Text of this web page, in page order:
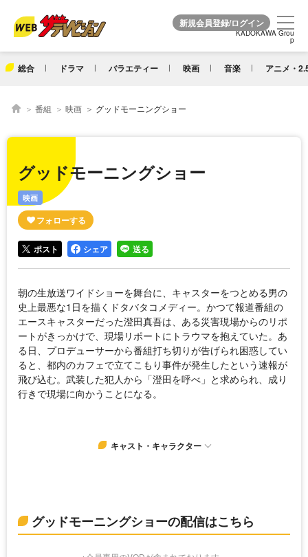
KADOKAWA Grou
p
総合 ドラマ バラエティー 映画 音楽 アニメ・
KADOKAWA Grou
p
番組 映画 グッドモーニングショー
グッドモーニングショー
映画
ポスト シェア 送る
朝の生放送ワイドショーを舞台に、キャスターをつとめる男の
史上最悪な1日を描くドタバタコメディー。かつて報道番組の
エースキャスターだった澄田真吾は、ある災害現場からのリポ
ートがきっかけで、現場リポートにトラウマを抱えていた。あ
る日、プロデューサーから番組打ち切りが告げられ困惑してい
ると、都内のカフェで立てこもり事件が発生したという速報が
飛び込む。武装した犯人から「澄田を呼べ」と求められ、成り
行きで現場に向かうことになる。
キャスト・キャラクター
グッドモーニングショーの配信はこちら